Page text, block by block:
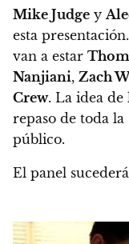
Mike Judge y
esta
van a estar
Nanjiani, Zach
Crew. La idea de
repaso de toda
público.
El panel